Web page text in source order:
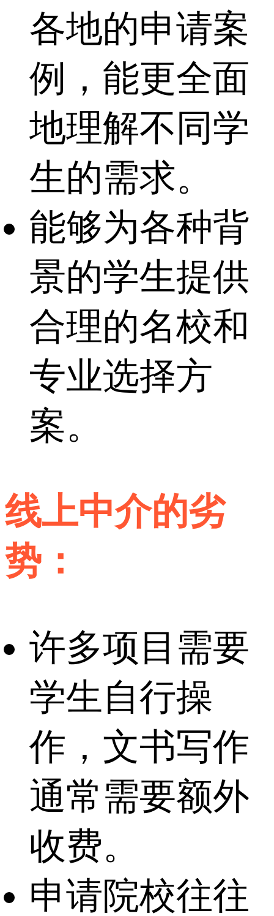
各地的申请案
例，能更全面
地理解不同学
生的需求。
能够为各种背
景的学生提供
合理的名校和
专业选择方
案。
线上中介的劣
势：
许多项目需要
学生自行操
作，文书写作
通常需要额外
收费。
申请院校往往